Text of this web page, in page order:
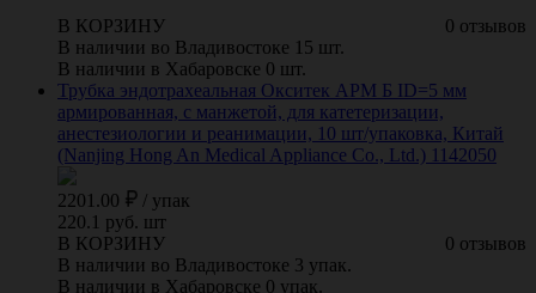
0 отзывов
В КОРЗИНУ
В наличии во Владивостоке 15 шт.
В наличии в Хабаровске 0 шт.
Трубка эндотрахеальная Окситек АРМ Б ID=5 мм
армированная, с манжетой, для катетеризации,
анестезиологии и реанимации, 10 шт/упаковка, Китай
(Nanjing Hong An Medical Appliance Co., Ltd.) 1142050
2201.00 / упак
220.1 руб. шт
0 отзывов
В КОРЗИНУ
В наличии во Владивостоке 3 упак.
В наличии в Хабаровске 0 упак.